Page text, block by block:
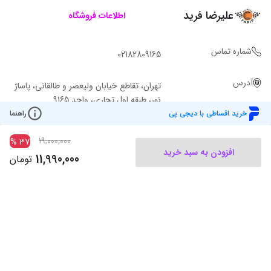
خرید اقساطی با دیجی پی راهنما
افزودن به سبد خرید
19,000,000
37
%
11,990,000 تومان
علیرضا فرید اطلاعات فروشگاه
شماره تماس 02182809165
آدرس
تهران، تقاطع خیابان ولیعصر و طالقانی، پاساژ
نور، طبقه اول تجاری، واحد 9165